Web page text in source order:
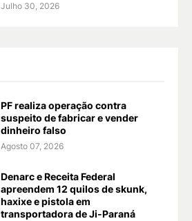
Julho 30, 2026
PF realiza operação contra
suspeito de fabricar e vender
dinheiro falso
Agosto 07, 2026
Denarc e Receita Federal
apreendem 12 quilos de skunk,
haxixe e pistola em
transportadora de Ji-Paraná